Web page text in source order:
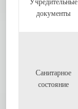
Учредительные
документы
Санитарное
состояние